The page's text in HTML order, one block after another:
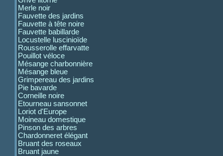
Merle noir
Fauvette des jardins
Fauvette à tête noire
Fauvette babillarde
Locustelle luscinioïde
Rousserolle effarvatte
Pouillot véloce
Mésange charbonnière
Mésange bleue
Grimpereau des jardins
Pie bavarde
Corneille noire
Etourneau sansonnet
Loriot d'Europe
Moineau domestique
Pinson des arbres
Chardonneret élégant
Bruant des roseaux
Bruant jaune